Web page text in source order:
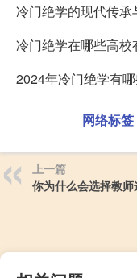
冷门绝学的现代传承
冷门绝学在哪些高校
2024年冷门绝学有
网络标签
上一篇
你为什么会选择教